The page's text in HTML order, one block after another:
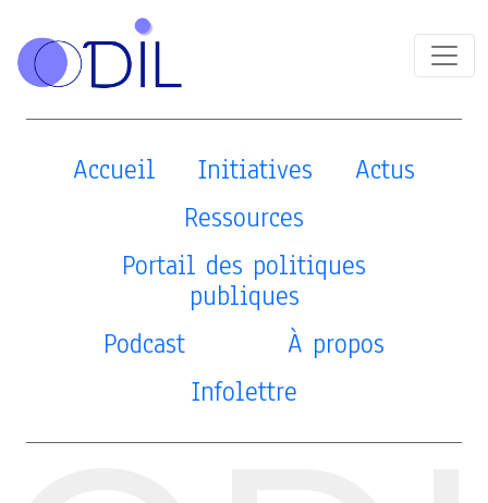
Accueil Initiatives
Actus
Ressources
Portail des politiques
publiques
Podcast
À propos
Infolettre